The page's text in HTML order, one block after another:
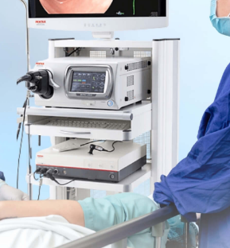
bác sĩ có thể phát hiện các tình